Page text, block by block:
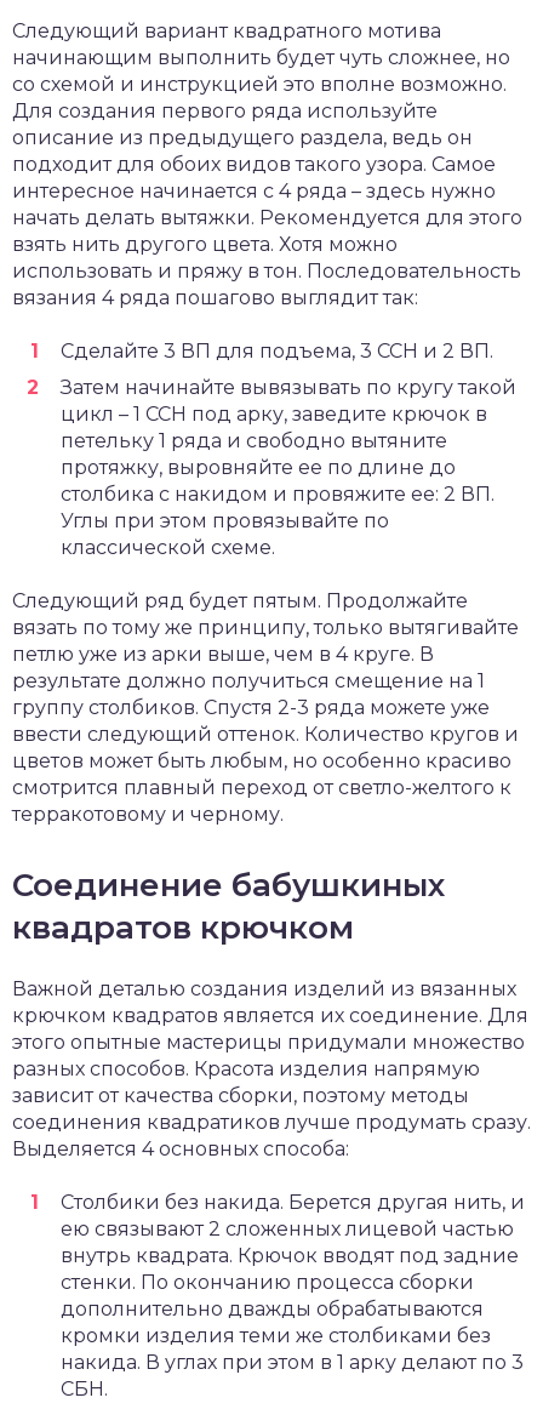
Следующий вариант квадратного мотива
начинающим выполнить будет чуть сложнее, но
со схемой и инструкцией это вполне возможно.
Для создания первого ряда используйте
описание из предыдущего раздела, ведь он
подходит для обоих видов такого узора. Самое
интересное начинается с 4 ряда – здесь нужно
начать делать вытяжки. Рекомендуется для этого
взять нить другого цвета. Хотя можно
использовать и пряжу в тон. Последовательность
вязания 4 ряда пошагово выглядит так:
Сделайте 3 ВП для подъема, 3 ССН и 2 ВП.
Затем начинайте вывязывать по кругу такой
цикл – 1 ССН под арку, заведите крючок в
петельку 1 ряда и свободно вытяните
протяжку, выровняйте ее по длине до
столбика с накидом и провяжите ее: 2 ВП.
Углы при этом провязывайте по
классической схеме.
Следующий ряд будет пятым. Продолжайте
вязать по тому же принципу, только вытягивайте
петлю уже из арки выше, чем в 4 круге. В
результате должно получиться смещение на 1
группу столбиков. Спустя 2-3 ряда можете уже
ввести следующий оттенок. Количество кругов и
цветов может быть любым, но особенно красиво
смотрится плавный переход от светло-желтого к
терракотовому и черному.
Соединение бабушкиных
квадратов крючком
Важной деталью создания изделий из вязанных
крючком квадратов является их соединение. Для
этого опытные мастерицы придумали множество
разных способов. Красота изделия напрямую
зависит от качества сборки, поэтому методы
соединения квадратиков лучше продумать сразу.
Выделяется 4 основных способа:
Столбики без накида. Берется другая нить, и
ею связывают 2 сложенных лицевой частью
внутрь квадрата. Крючок вводят под задние
стенки. По окончанию процесса сборки
дополнительно дважды обрабатываются
кромки изделия теми же столбиками без
накида. В углах при этом в 1 арку делают по 3
СБН.